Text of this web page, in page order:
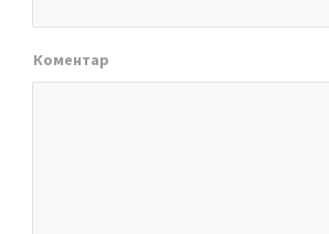
Коментар